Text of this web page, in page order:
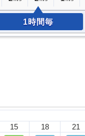
1時間毎
15 18 21